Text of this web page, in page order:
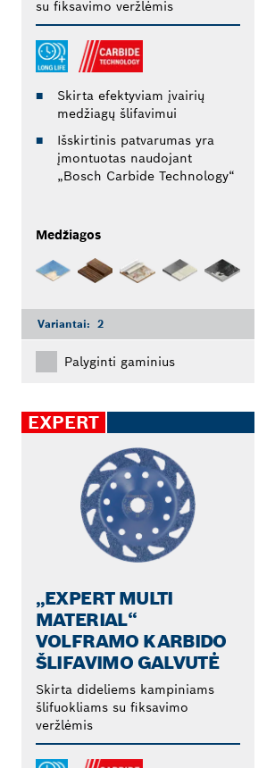
su fiksavimo veržlėmis
Skirta efektyviam įvairių
medžiagų šlifavimui
Išskirtinis patvarumas yra
įmontuotas naudojant
„Bosch Carbide Technology“
Medžiagos
Variantai: 2
Palyginti gaminius
EXPERT
„EXPERT MULTI
MATERIAL“
VOLFRAMO KARBIDO
ŠLIFAVIMO GALVUTĖ
Skirta dideliems kampiniams
šlifuokliams su fiksavimo
veržlėmis